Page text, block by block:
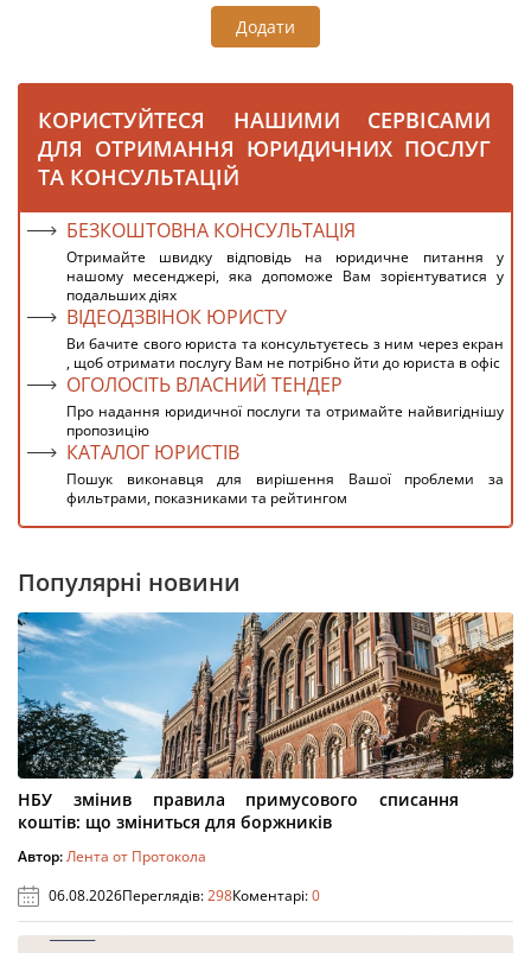
Додати
КОРИСТУЙТЕСЯ НАШИМИ СЕРВІСАМИ
ДЛЯ ОТРИМАННЯ ЮРИДИЧНИХ ПОСЛУГ
ТА КОНСУЛЬТАЦІЙ
БЕЗКОШТОВНА КОНСУЛЬТАЦІЯ
Отримайте швидку відповідь на юридичне питання у
нашому месенджері, яка допоможе Вам зорієнтуватися у
подальших діях
ВІДЕОДЗВІНОК ЮРИСТУ
Ви бачите свого юриста та консультуєтесь з ним через екран
, щоб отримати послугу Вам не потрібно йти до юриста в офіс
ОГОЛОСІТЬ ВЛАСНИЙ ТЕНДЕР
Про надання юридичної послуги та отримайте найвигіднішу
пропозицію
КАТАЛОГ ЮРИСТІВ
Пошук виконавця для вирішення Вашої проблеми за
фильтрами, показниками та рейтингом
Популярні новини
НБУ змінив правила примусового списання
коштів: що зміниться для боржників
Автор:Лента от Протокола
06.08.2026Переглядів:298Коментарі:0